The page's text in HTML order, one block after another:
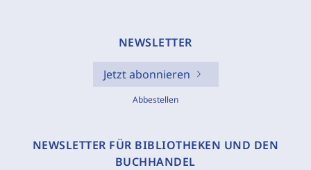
NEWSLETTER
Jetzt abonnieren
Abbestellen
NEWSLETTER FÜR BIBLIOTHEKEN UND DEN
BUCHHANDEL